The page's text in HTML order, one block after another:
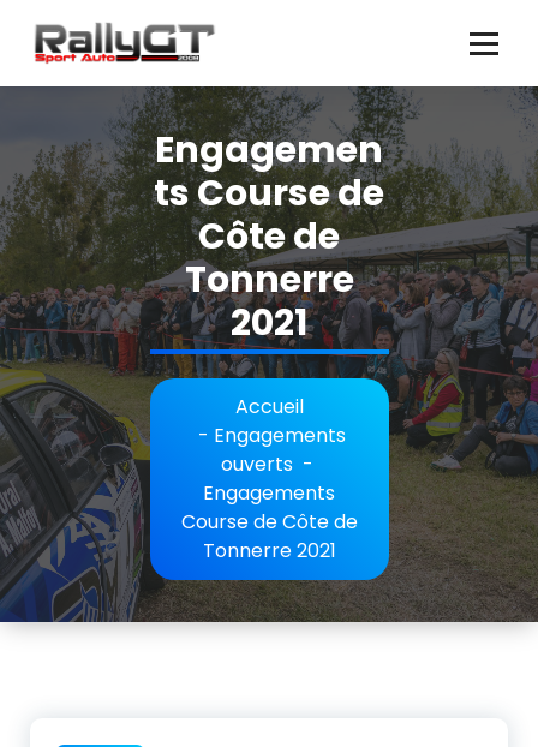
contenu
Engagemen
ts Course de
Côte de
Tonnerre
2021
Accueil
- Engagements
ouverts-
Engagements
Course de Côte de
Tonnerre 2021